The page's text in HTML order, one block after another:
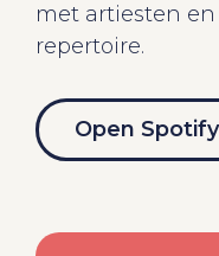
met artiesten
repertoire.
Open Spotify